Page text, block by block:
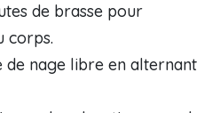
de brasse pour
corps.
de nage libre en alternant